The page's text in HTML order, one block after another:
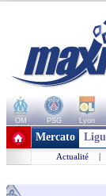
OM PSG Lyon
+ de clubs
Mercato
Actualité |